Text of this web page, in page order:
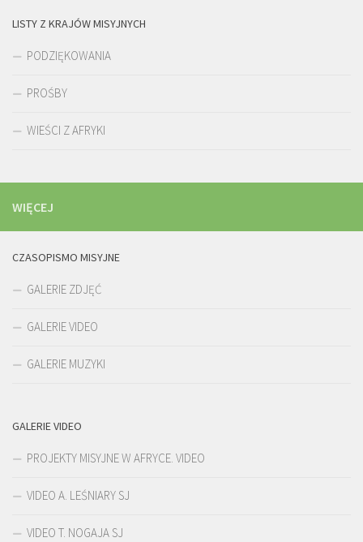
LISTY Z KRAJÓW MISYJNYCH
PODZIĘKOWANIA
PROŚBY
WIEŚCI Z AFRYKI
WIĘCEJ
CZASOPISMO MISYJNE
GALERIE ZDJĘĆ
GALERIE VIDEO
GALERIE MUZYKI
GALERIE VIDEO
PROJEKTY MISYJNE W AFRYCE. VIDEO
VIDEO A. LEŚNIARY SJ
VIDEO T. NOGAJA SJ